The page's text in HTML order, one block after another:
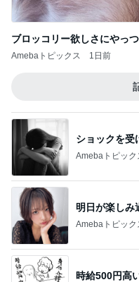
ブロッコリー欲しさにやっ
Amebaトピックス 1日前
ショックを受
Amebaトピック
明日が楽しみ
Amebaトピック
時給500円高